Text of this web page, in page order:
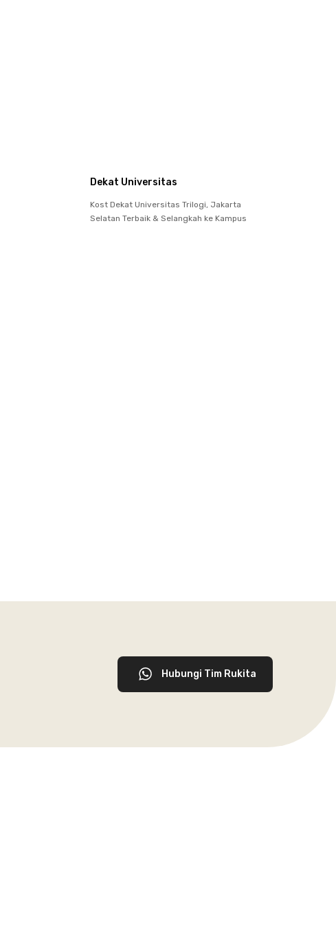
Dekat Universitas
Kost Dekat Universitas Trilogi, Jakarta
Selatan Terbaik & Selangkah ke Kampus
Hubungi Tim Rukita